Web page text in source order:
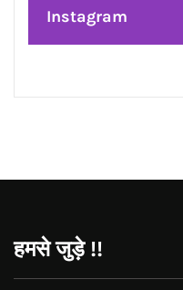
Google Plus
Instagram